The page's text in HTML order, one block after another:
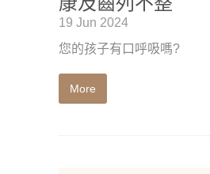
19 Jun 2024
您的孩子有口
More